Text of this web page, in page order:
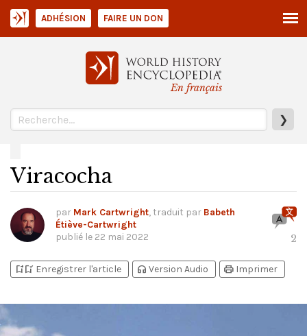
En français
❯
ADHÉSION FAIRE UN DON
Viracocha
par Mark Cartwright, traduit par Babeth
Étiève-Cartwright
publié le 22 mai 2022 2
bookmark_addbookmark_added Enregistrer l'article headphones Version Audio print Imprimer